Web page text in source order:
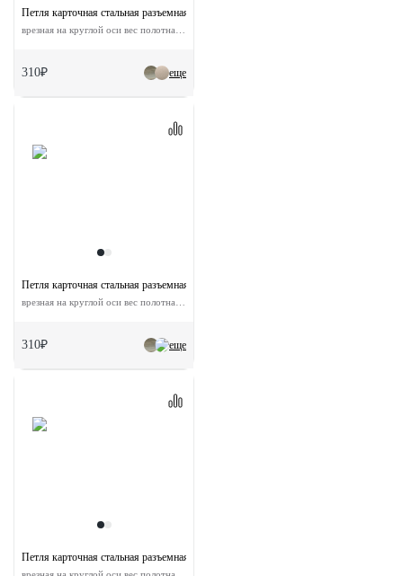
еще
Петля карточная стальная разъемная MS-C 100X70X2.5-4BB AB универсальная
310₽
еще
Петля карточная стальная разъемная MSND 100X70X2.5 AB L с подшипником
310₽
Петля карточная стальная разъемная MSND 100X70X2.5 AB R с подшипником